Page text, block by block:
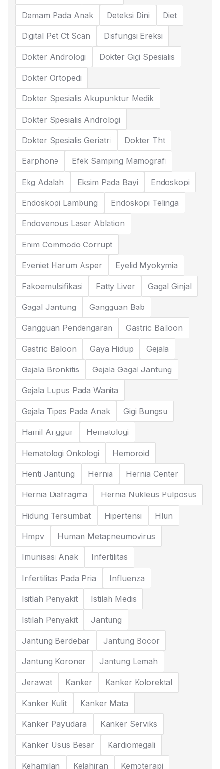
Demam Pada Anak Deteksi Dini Diet
Digital Pet Ct Scan Disfungsi Ereksi
Dokter Andrologi Dokter Gigi Spesialis
Dokter Ortopedi
Dokter Spesialis Akupunktur Medik
Dokter Spesialis Andrologi
Dokter Spesialis Geriatri Dokter Tht
Earphone Efek Samping Mamografi
Ekg Adalah Eksim Pada Bayi Endoskopi
Endoskopi Lambung Endoskopi Telinga
Endovenous Laser Ablation
Enim Commodo Corrupt
Eveniet Harum Asper Eyelid Myokymia
Fakoemulsifikasi Fatty Liver Gagal Ginjal
Gagal Jantung Gangguan Bab
Gangguan Pendengaran Gastric Balloon
Gastric Baloon Gaya Hidup Gejala
Gejala Bronkitis Gejala Gagal Jantung
Gejala Lupus Pada Wanita
Gejala Tipes Pada Anak Gigi Bungsu
Hamil Anggur Hematologi
Hematologi Onkologi Hemoroid
Henti Jantung Hernia Hernia Center
Hernia Diafragma Hernia Nukleus Pulposus
Hidung Tersumbat Hipertensi Hlun
Hmpv Human Metapneumovirus
Imunisasi Anak Infertilitas
Infertilitas Pada Pria Influenza
Isitlah Penyakit Istilah Medis
Istilah Penyakit Jantung
Jantung Berdebar Jantung Bocor
Jantung Koroner Jantung Lemah
Jerawat Kanker Kanker Kolorektal
Kanker Kulit Kanker Mata
Kanker Payudara Kanker Serviks
Kanker Usus Besar Kardiomegali
Kehamilan Kelahiran Kemoterapi